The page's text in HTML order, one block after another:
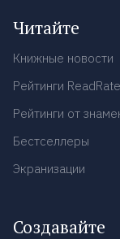
Читайте
Книжные новости
Рейтинги ReadRate
Рейтинги от
Бестселлеры
Экранизации
Создавайте